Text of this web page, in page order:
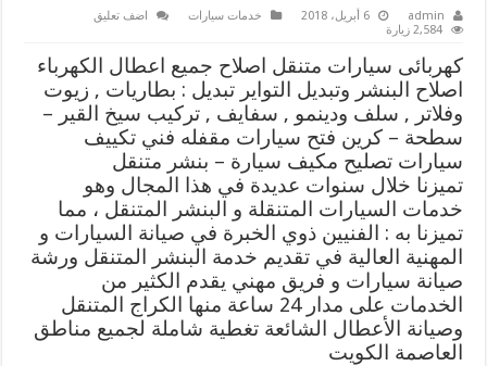
admin 6 أبريل، 2018 خدمات سيارات
اضف تعليق
2,584 زيارة
كهربائى سيارات متنقل اصلاح جميع اعطال الكهرباء
اصلاح البنشر وتبديل التواير تبديل : بطاريات , زيوت
وفلاتر , سلف ودينمو , سفايف , تركيب سيخ القير –
سطحة – كرين فتح سيارات مقفله فني تكييف
سيارات تصليح مكيف سيارة – بنشر متنقل
تميزنا خلال سنوات عديدة في هذا المجال وهو
خدمات السيارات المتنقلة و البنشر المتنقل ، مما
تميزنا به : الفنيين ذوي الخبرة في صيانة السيارات و
المهنية العالية في تقديم خدمة البنشر المتنقل ورشة
صيانة سيارات و فريق مهني يقدم الكثير من
الخدمات على مدار 24 ساعة منها الكراج المتنقل
وصيانة الأعطال الشائعة تغطية شاملة لجميع مناطق
العاصمة الكويت